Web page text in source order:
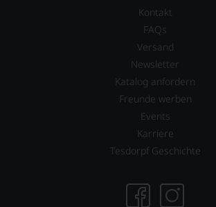
Kontakt
FAQs
Versand
Newsletter
Katalog anfordern
Freunde werben
Events
Karriere
Tesdorpf Geschichte